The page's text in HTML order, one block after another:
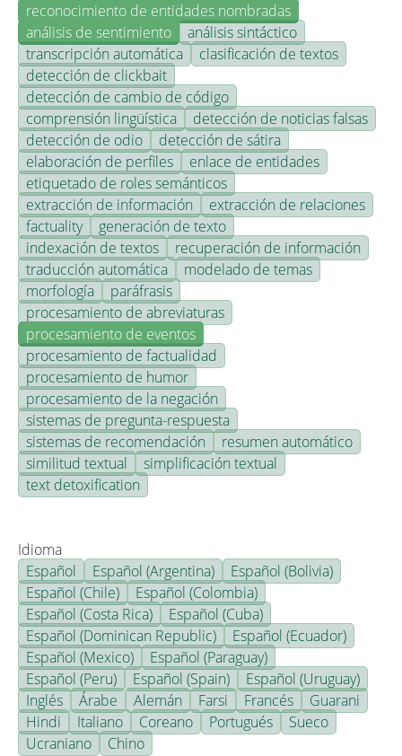
reconocimiento de entidades nombradas
análisis de sentimiento
análisis sintáctico
transcripción automática
clasificación de textos
detección de clickbait
detección de cambio de código
comprensión lingüística
detección de noticias falsas
detección de odio
detección de sátira
elaboración de perfiles
enlace de entidades
etiquetado de roles semánticos
extracción de información
extracción de relaciones
factuality
generación de texto
indexación de textos
recuperación de información
traducción automática
modelado de temas
morfología
paráfrasis
procesamiento de abreviaturas
procesamiento de eventos
procesamiento de factualidad
procesamiento de humor
procesamiento de la negación
sistemas de pregunta-respuesta
sistemas de recomendación
resumen automático
similitud textual
simplificación textual
text detoxification
Idioma
Español
Español (Argentina)
Español (Bolivia)
Español (Chile)
Español (Colombia)
Español (Costa Rica)
Español (Cuba)
Español (Dominican Republic)
Español (Ecuador)
Español (Mexico)
Español (Paraguay)
Español (Peru)
Español (Spain)
Español (Uruguay)
Inglés
Árabe Alemán Farsi Francés
Guarani
Hindi
Italiano Coreano Portugués
Sueco
Ucraniano
Chino